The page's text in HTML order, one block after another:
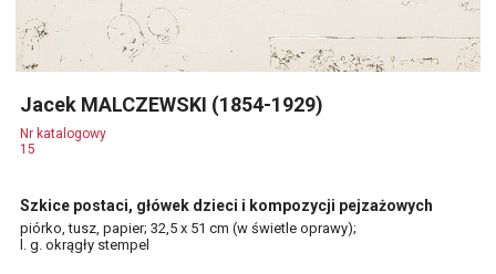
Jacek MALCZEWSKI (1854-1929)
Nr katalogowy
15
Szkice postaci, główek dzieci i kompozycji pejzażowych
piórko, tusz, papier; 32,5 x 51 cm (w świetle oprawy);
l. g. okrągły stempel